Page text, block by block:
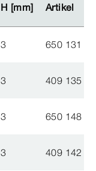
H [mm] Artikel
H [mm] Artikel
3 650 131
3 409 135
3 650 148
3 409 142